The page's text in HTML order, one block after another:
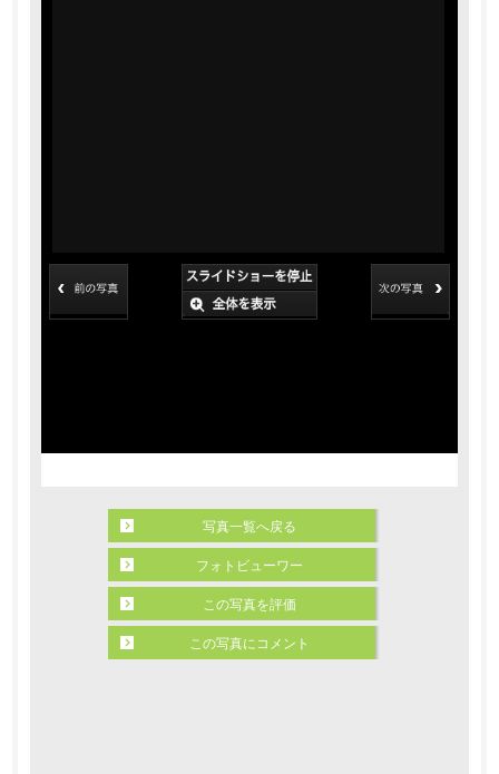
写真一覧へ戻る
フォトビューワー
この写真を評価
この写真にコメント